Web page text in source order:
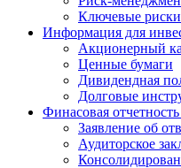
Ключевые риски
Информация для
Акционерный
Ценные бумаги
Дивидендная
Долговые
Финасовая
Заявление об
Аудиторское